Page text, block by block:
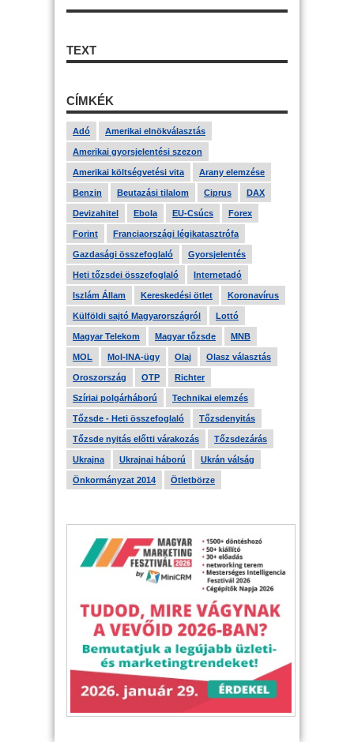
TEXT
CÍMKÉK
Adó Amerikai elnökválasztás
Amerikai gyorsjelentési szezon
Amerikai költségvetési vita Arany elemzése
Benzin Beutazási tilalom Ciprus DAX
Devizahitel Ebola EU-Csúcs Forex
Forint Franciaországi légikatasztrófa
Gazdasági összefoglaló Gyorsjelentés
Heti tőzsdei összefoglaló Internetadó
Iszlám Állam Kereskedési ötlet Koronavírus
Külföldi sajtó Magyarországról Lottó
Magyar Telekom Magyar tőzsde MNB
MOL Mol-INA-ügy Olaj Olasz választás
Oroszország OTP Richter
Szíriai polgárháború Technikai elemzés
Tőzsde - Heti összefoglaló Tőzsdenyitás
Tőzsde nyitás előtti várakozás Tőzsdezárás
Ukrajna Ukrajnai háború Ukrán válság
Önkormányzat 2014 Ötletbörze